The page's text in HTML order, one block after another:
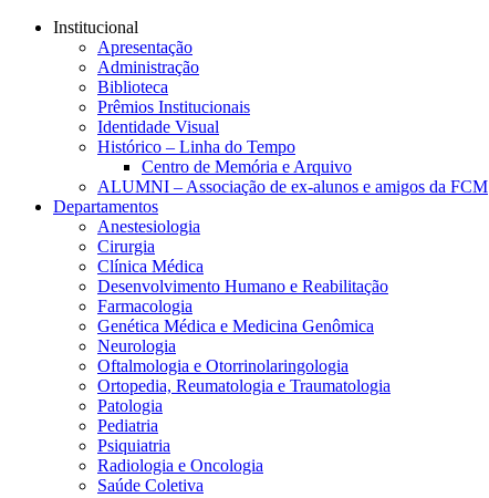
Conteúdo principal
Institucional
Apresentação
Administração
Biblioteca
Prêmios Institucionais
Identidade Visual
Histórico – Linha do Tempo
Centro de Memória e Arquivo
ALUMNI – Associação de ex-alunos e amigos da FCM
Departamentos
Anestesiologia
Cirurgia
Clínica Médica
Desenvolvimento Humano e Reabilitação
Farmacologia
Genética Médica e Medicina Genômica
Neurologia
Oftalmologia e Otorrinolaringologia
Ortopedia, Reumatologia e Traumatologia
Patologia
Pediatria
Psiquiatria
Radiologia e Oncologia
Saúde Coletiva